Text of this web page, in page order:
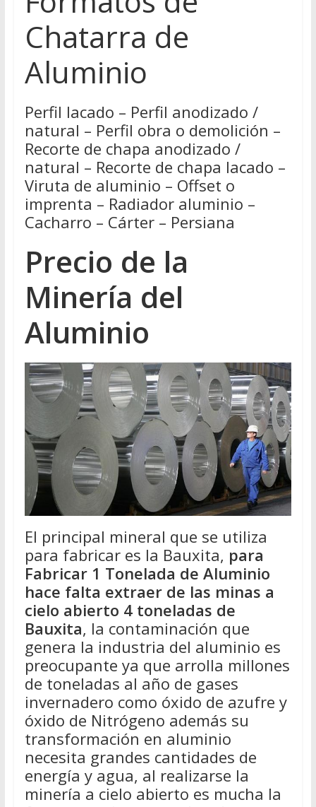
Chatarra de
Aluminio
Perfil lacado – Perfil anodizado /
natural – Perfil obra o demolición –
Recorte de chapa anodizado /
natural – Recorte de chapa lacado –
Viruta de aluminio – Offset o
imprenta – Radiador aluminio –
Cacharro – Cárter – Persiana
Precio de la
Minería del
Aluminio
El principal mineral que se utiliza
para fabricar es la Bauxita, para
Fabricar 1 Tonelada de Aluminio
hace falta extraer de las minas a
cielo abierto 4 toneladas de
Bauxita, la contaminación que
genera la industria del aluminio es
preocupante ya que arrolla millones
de toneladas al año de gases
invernadero como óxido de azufre y
óxido de Nitrógeno además su
transformación en aluminio
necesita grandes cantidades de
energía y agua, al realizarse la
minería a cielo abierto es mucha la